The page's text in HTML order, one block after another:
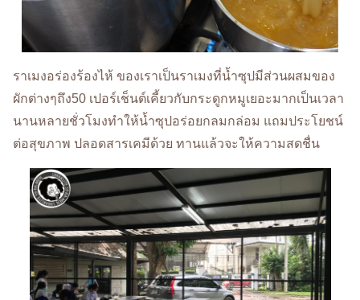
ราเมงอร่องร้องไห้ ของเราเป็นราเมงที่น้ำซุปมีส่วนผสมของ
ผักต่างๆถึง50 เปอร์เช็นต์เคี้ยวกับกระดูกหมูเยอะมากเป็นเวลา
นานหลายชั่วโมงทำให้น้ำซุปอร่อยกลมกล่อม แถมประโยชน์
ต่อสุขภาพ ปลอดสารเคมีด้วย ทานแล้วจะให้ความสดชื่น